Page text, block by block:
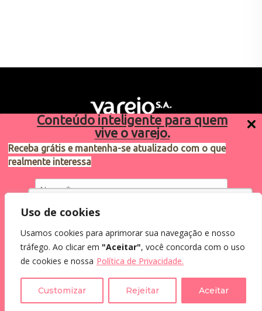
Conteúdo inteligente para quem
vive o varejo.
Receba grátis e mantenha-se atualizado com o que
realmente interessa
Eu concordo em receber comunicações.
Ao informar meus dados, eu concordo com a
Assine a Newsletter
Utilizamos cookies para oferecer melhor
como você interage em nosso site e
personalizar conteúdo.
Uso de cookies
Usamos cookies para aprimorar sua navegação e nosso
tráfego. Ao clicar em "Aceitar", você concorda com o uso
de cookies e nossa Política de Privacidade.
Customizar Rejeitar Aceitar
Sugestões de pauta
varejosa@cndl.org.br
2024®. Todos os direitos reservados.